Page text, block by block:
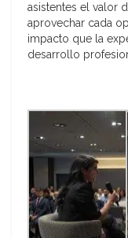
asistentes el valor
aprovechar cada
impacto que la
desarrollo